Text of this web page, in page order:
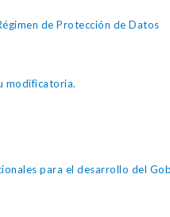
de Protección de Datos
modificatoria.
para el desarrollo del